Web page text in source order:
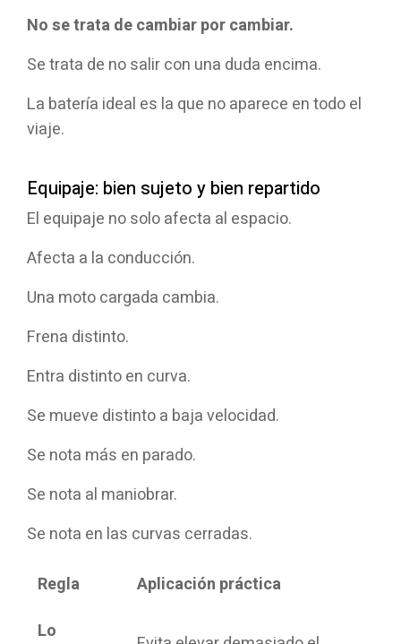
No se trata de cambiar por cambiar.
Se trata de no salir con una duda encima.
La batería ideal es la que no aparece en todo el
viaje.
Equipaje: bien sujeto y bien repartido
El equipaje no solo afecta al espacio.
Afecta a la conducción.
Una moto cargada cambia.
Frena distinto.
Entra distinto en curva.
Se mueve distinto a baja velocidad.
Se nota más en parado.
Se nota al maniobrar.
Se nota en las curvas cerradas.
Regla
Aplicación práctica
Lo